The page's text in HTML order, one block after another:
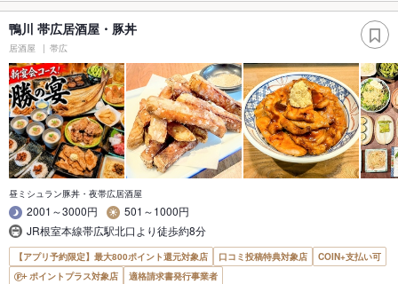
鴨川 帯広居酒屋・豚丼
居酒屋 帯広
昼ミシュラン豚丼・夜帯広居酒屋
2001～3000円
501～1000円
JR根室本線帯広駅北口より徒歩約8分
【アプリ予約限定】最大800ポイント還元対象店 口コミ投稿特典対象店
COIN+支払い可
ポイントプラス対象店
適格請求書発行事業者